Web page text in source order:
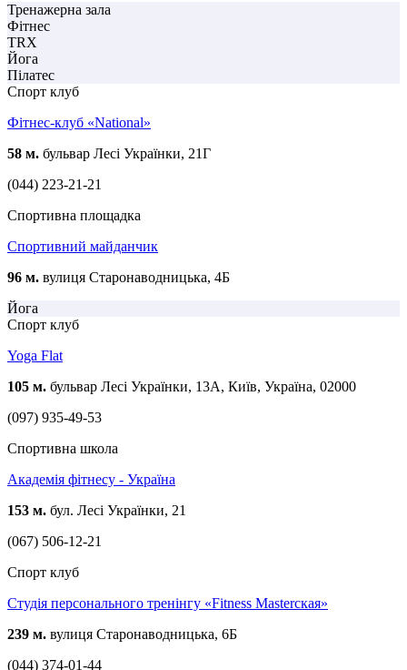
Тренажерна зала
Фітнес
TRX
Йога
Пілатес
Спорт клуб
Фітнес-клуб «National»
58 м. бульвар Лесі Українки, 21Г
(044) 223-21-21
Спортивна площадка
Спортивний майданчик
96 м. вулиця Старонаводницька, 4Б
Йога
Спорт клуб
Yoga Flat
105 м. бульвар Лесі Українки, 13A, Київ, Україна, 02000
(097) 935-49-53
Спортивна школа
Академія фітнесу - Україна
153 м. бул. Лесі Українки, 21
(067) 506-12-21
Спорт клуб
Студія персонального тренінгу «Fitness Masterская»
239 м. вулиця Старонаводницька, 6Б
(044) 374-01-44